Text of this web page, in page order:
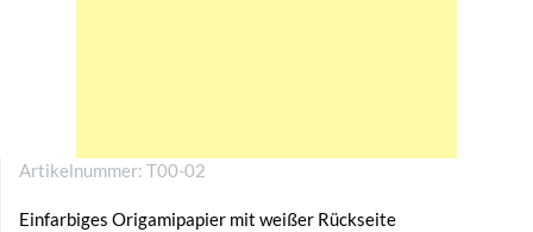
Artikelnummer: T00-02
Einfarbiges Origamipapier mit weißer Rückseite